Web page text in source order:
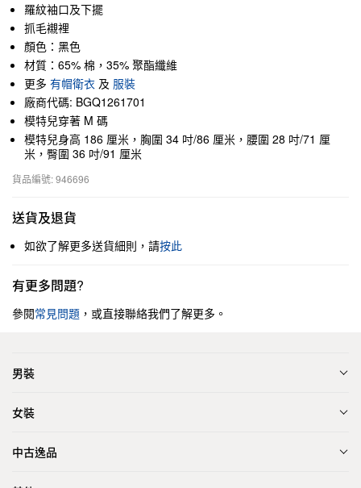
羅紋袖口及下擺
抓毛襯裡
顏色：黑色
材質：65% 棉，35% 聚酯纖維
更多 有帽衛衣 及 服裝
廠商代碼: BGQ1261701
模特兒穿著 M 碼
模特兒身高 186 厘米，胸圍 34 吋/86 厘米，腰圍 28 吋/71 厘
米，臀圍 36 吋/91 厘米
貨品編號: 946696
送貨及退貨
如欲了解更多送貨細則，請按此
有更多問題?
參閱常見問題 ，或直接聯絡我們了解更多。
男裝
女裝
中古逸品